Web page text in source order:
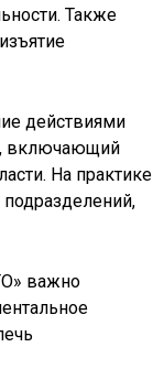
Также
действиями
включающий
На практике
важно